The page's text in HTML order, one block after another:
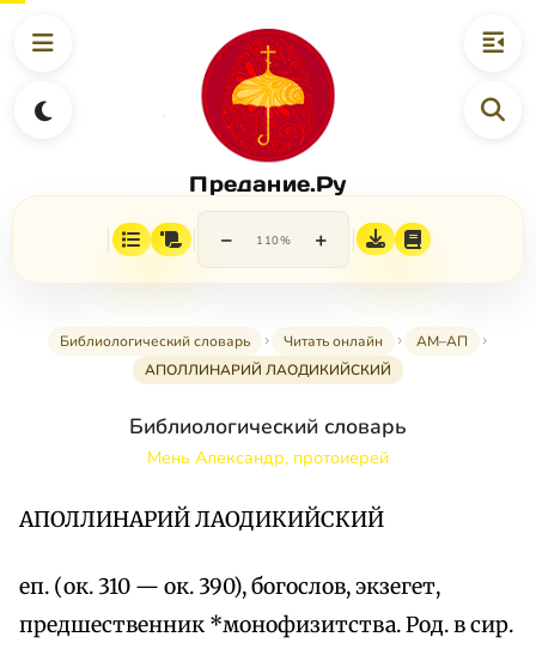
Предание.Ру
− 110% +
Библиологический словарь Читать онлайн
АМ–АП
АПОЛЛИНАРИЙ ЛАОДИКИЙСКИЙ
Библиологический словарь
Мень Александр, протоиерей
АПОЛЛИНАРИЙ ЛАОДИКИЙСКИЙ
еп. (ок. 310 — ок. 390), богослов, экзегет,
предшественник *монофизитства. Род. в сир.